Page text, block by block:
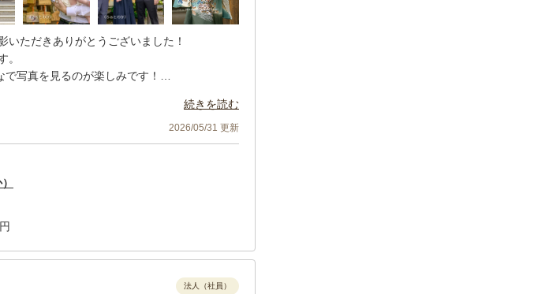
いただきありがとうございました！
。
写真を見るのが楽しみです！
続きを読む
2026/05/31 更新
円
法人（社員）